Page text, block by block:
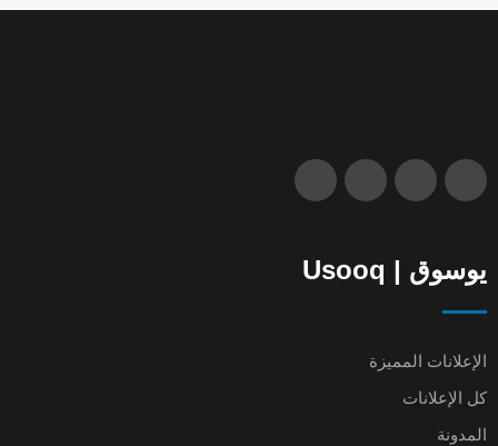
يوسوق | Usooq
الإعلانات المميزة
كل الإعلانات
المدونة